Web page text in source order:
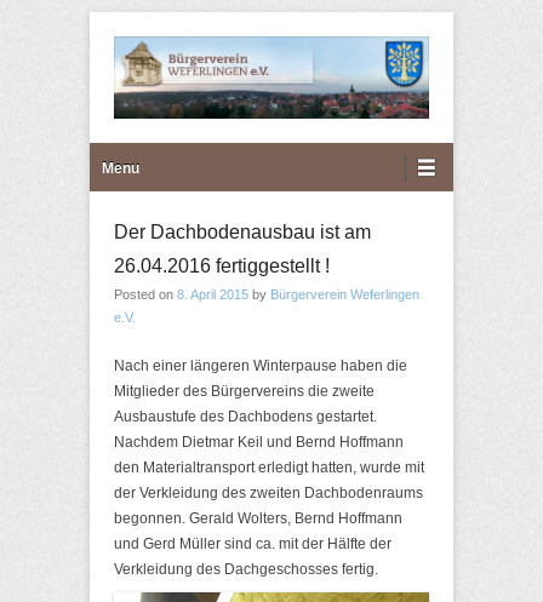
Bürgerverein Weferlingen
e.V.
Menu
Der Dachbodenausbau ist am
26.04.2016 fertiggestellt !
Posted on 8. April 2015 by Bürgerverein Weferlingen
e.V.
Nach einer längeren Winterpause haben die
Mitglieder des Bürgervereins die zweite
Ausbaustufe des Dachbodens gestartet.
Nachdem Dietmar Keil und Bernd Hoffmann
den Materialtransport erledigt hatten, wurde mit
der Verkleidung des zweiten Dachbodenraums
begonnen. Gerald Wolters, Bernd Hoffmann
und Gerd Müller sind ca. mit der Hälfte der
Verkleidung des Dachgeschosses fertig.